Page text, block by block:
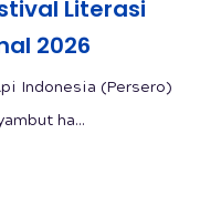
Literasi
2026
Indonesia (Persero)
ha...